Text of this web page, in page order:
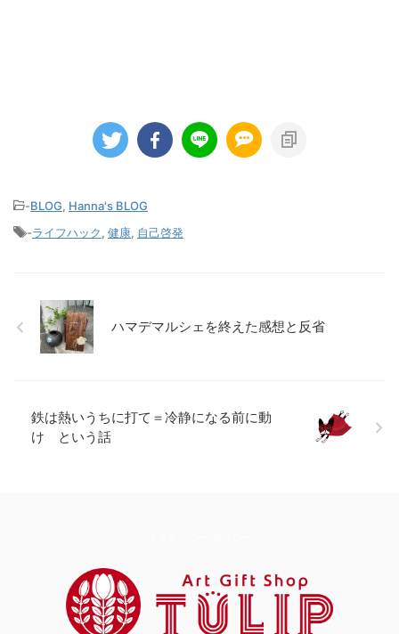
-BLOG, Hanna's BLOG
-ライフハック, 健康, 自己啓発
ハマデマルシェを終えた感想と反省
鉄は熱いうちに打て＝冷静になる前に動
け という話